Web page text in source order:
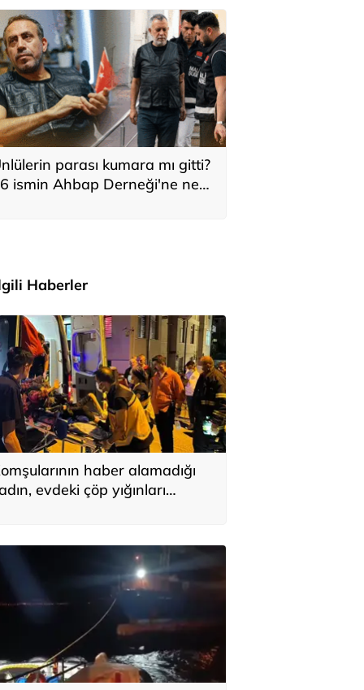
parası kumara mı gitti?
ismin Ahbap Derneği'ne ne
Haberler
haber alamadığı
evdeki çöp yığınları